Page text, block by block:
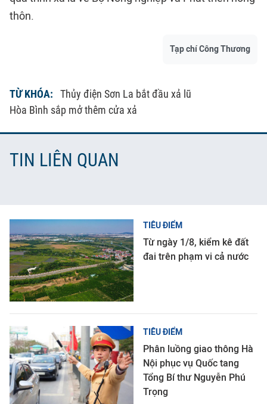
thôn.
Tạp chí Công Thương
TỪ KHÓA:
Thủy điện Sơn La bắt đầu xả lũ
Hòa Bình sắp mở thêm cửa xả
TIN LIÊN QUAN
TIÊU ĐIỂM
Từ ngày 1/8, kiểm kê đất
đai trên phạm vi cả nước
TIÊU ĐIỂM
Phân luồng giao thông Hà
Nội phục vụ Quốc tang
Tổng Bí thư Nguyễn Phú
Trọng